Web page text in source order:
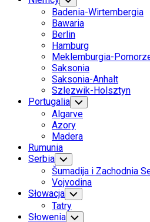
Child
Menu
Badenia-Wirtembergia
Bawaria
Berlin
Hamburg
Meklemburgia-
Saksonia
Saksonia-Anhalt
Szlezwik-Holsztyn
Portugalia Toggle
Child
Menu
Algarve
Azory
Madera
Rumunia
Serbia Toggle
Child
Menu
Šumadija i Zachodnia
Vojvodina
Słowacja Toggle
Child
Menu
Tatry
Słowenia Toggle